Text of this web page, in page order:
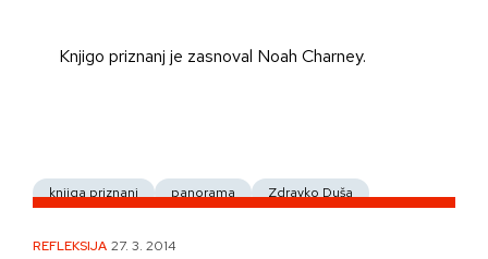
Knjigo priznanj je zasnoval Noah Charney.
knjiga priznanj panorama Zdravko Duša
REFLEKSIJA 27. 3. 2014